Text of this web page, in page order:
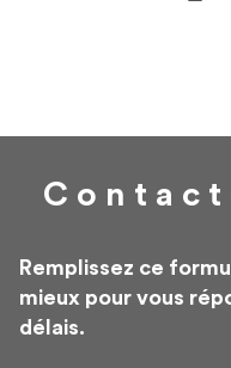
Remplissez ce
mieux pour vous
délais.